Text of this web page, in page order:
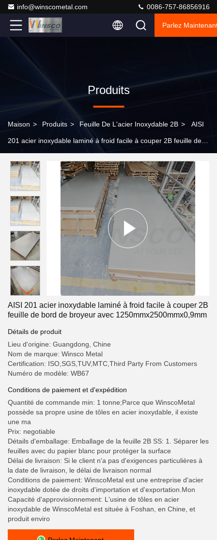
info@winscometal.com 0086-757-86856916
Parlez
Produits
Maison > Produits > Feuille De L'acier Inoxydable 2B > AISI
201 acier inoxydable laminé à froid facile à couper 2B feuille de
AISI 201 acier inoxydable laminé à froid facile à couper 2B
feuille de bord de broyeur avec 1250mmx2500mmx0,9mm
Détails de produit
Lieu d'origine: Guangdong, Chine
Nom de marque: Winsco Metal
Certification: ISO,SGS,TUV,MTC,Third Party From Customers
Numéro de modèle: WB67
Conditions de paiement et d'expédition
Quantité de commande min: 1 tonne;Parce que WinscoMetal
possède sa propre usine de tôles en acier inoxydable, il existe
une ma
Prix: negotiable
Détails d'emballage: Emballage de la feuille 2B SS: 1. Séparer les
feuilles avec du papier blanc pour protéger la surface
Délai de livraison: Si le client n'a pas d'exigences particulières à
la date de livraison, le délai de livraison normal
Conditions de paiement: WinscoMetal est une entreprise d'acier
inoxydable dotée de droits d'importation et d'exportation.Mon
Capacité d'approvisionnement: L'usine de tôles en acier
inoxydable de WinscoMetal est située à Foshan, en Chine, et
produit enviro